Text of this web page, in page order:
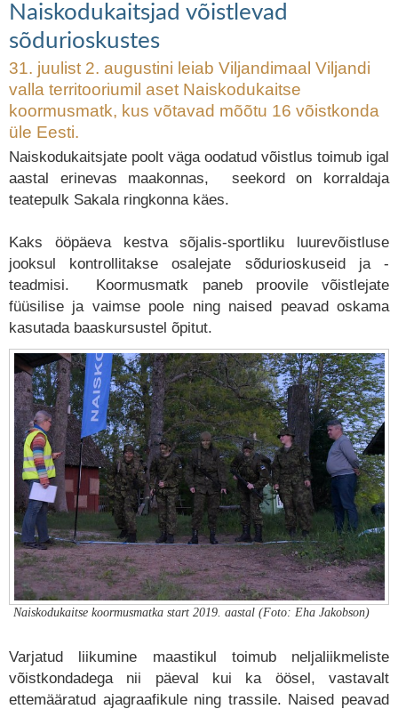
Naiskodukaitsjad võistlevad
sõdurioskustes
31. juulist 2. augustini leiab Viljandimaal Viljandi
valla territooriumil aset Naiskodukaitse
koormusmatk, kus võtavad mõõtu 16 võistkonda
üle Eesti.
Naiskodukaitsjate poolt väga oodatud võistlus toimub igal
aastal erinevas maakonnas, seekord on korraldaja
teatepulk Sakala ringkonna käes.
Kaks ööpäeva kestva sõjalis-sportliku luurevõistluse
jooksul kontrollitakse osalejate sõdurioskuseid ja -
teadmisi. Koormusmatk paneb proovile võistlejate
füüsilise ja vaimse poole ning naised peavad oskama
kasutada baaskursustel õpitut.
Naiskodukaitse koormusmatka start 2019. aastal (Foto: Eha Jakobson)
Varjatud liikumine maastikul toimub neljaliikmeliste
võistkondadega nii päeval kui ka öösel, vastavalt
ettemääratud ajagraafikule ning trassile. Naised peavad